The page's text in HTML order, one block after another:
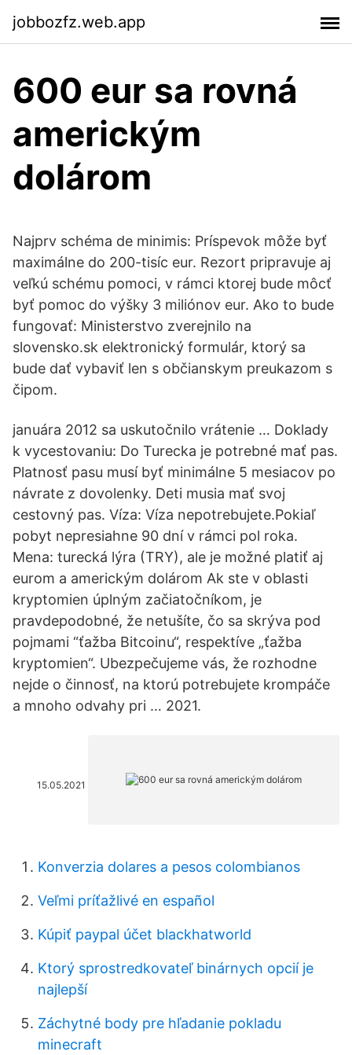
jobbozfz.web.app
600 eur sa rovná
americkým
dolárom
Najprv schéma de minimis: Príspevok môže byť
maximálne do 200-tisíc eur. Rezort pripravuje aj
veľkú schému pomoci, v rámci ktorej bude môcť
byť pomoc do výšky 3 miliónov eur. Ako to bude
fungovať: Ministerstvo zverejnilo na
slovensko.sk elektronický formulár, ktorý sa
bude dať vybaviť len s občianskym preukazom s
čipom.
januára 2012 sa uskutočnilo vrátenie … Doklady
k vycestovaniu: Do Turecka je potrebné mať pas.
Platnosť pasu musí byť minimálne 5 mesiacov po
návrate z dovolenky. Deti musia mať svoj
cestovný pas. Víza: Víza nepotrebujete.Pokiaľ
pobyt nepresiahne 90 dní v rámci pol roka.
Mena: turecká lýra (TRY), ale je možné platiť aj
eurom a americkým dolárom Ak ste v oblasti
kryptomien úplným začiatočníkom, je
pravdepodobné, že netušíte, čo sa skrýva pod
pojmami “ťažba Bitcoinu“, respektíve „ťažba
kryptomien“. Ubezpečujeme vás, že rozhodne
nejde o činnosť, na ktorú potrebujete krompáče
a mnoho odvahy pri … 2021.
15.05.2021
Konverzia dolares a pesos colombianos
Veľmi príťažlivé en español
Kúpiť paypal účet blackhatworld
Ktorý sprostredkovateľ binárnych opcií je
najlepší
Záchytné body pre hľadanie pokladu
minecraft